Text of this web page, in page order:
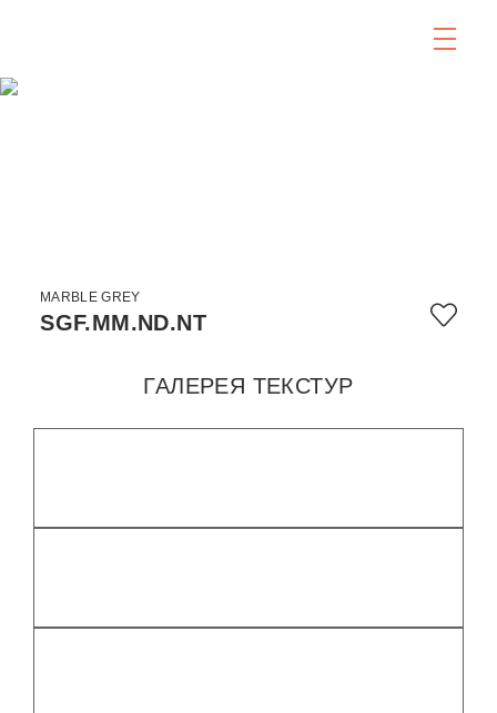
MARBLE GREY
SGF.MM.ND.NT
ГАЛЕРЕЯ ТЕКСТУР